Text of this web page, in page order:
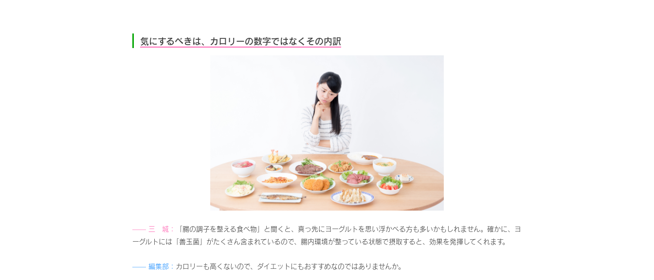
気にするべきは、カロリーの数字ではなくその内訳
—— 三 城：
「腸の調子を整える食べ物」と聞くと、真っ先にヨーグルトを思い浮かべる方も多いかもしれません。確かに、ヨ
ーグルトには「善玉菌」がたくさん含まれているので、腸内環境が整っている状態で摂取すると、効果を発揮してくれます。
—— 編集部： カロリーも高くないので、ダイエットにもおすすめなのではありませんか。